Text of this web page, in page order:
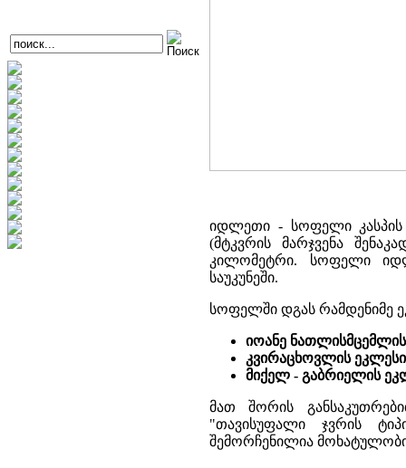
იდლეთი - სოფელი კასპის
(მტკვრის მარჯვენა
კილომეტრი. სოფელი
საუკუნეში.
სოფელში დგას რამდენიმე
იოანე
კვირაცხოვლის
მიქელ - გაბრიელის
მათ შორის
"თავისუფალი ჯვრის
შემორჩენილია